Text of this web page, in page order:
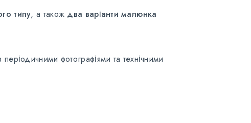
типу, а також два варіанти малюнка
фотографіями та технічними